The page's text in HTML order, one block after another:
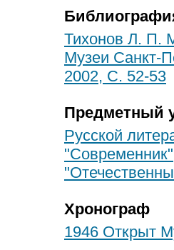
Тихонов Л. П.
Музеи Санкт-
2002, С. 52-53
Предметный
Русской
Хронограф
1946 Открыт